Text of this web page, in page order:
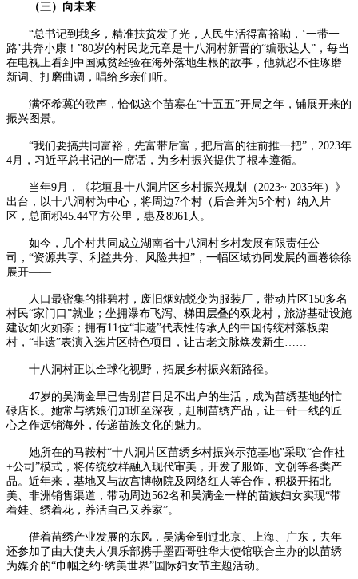
（三）向未来
“总书记到我乡，精准扶贫发了光，人民生活得富裕嘞，‘一带一
路’共奔小康！”80岁的村民龙元章是十八洞村新晋的“编歌达人”，每当
在电视上看到中国减贫经验在海外落地生根的故事，他就忍不住琢磨
新词、打磨曲调，唱给乡亲们听。
满怀希冀的歌声，恰似这个苗寨在“十五五”开局之年，铺展开来的
振兴图景。
“我们要搞共同富裕，先富带后富，把后富的往前推一把”，2023年
4月，习近平总书记的一席话，为乡村振兴提供了根本遵循。
当年9月，《花垣县十八洞片区乡村振兴规划（2023~ 2035年）》
出台，以十八洞村为中心，将周边7个村（后合并为5个村）纳入片
区，总面积45.44平方公里，惠及8961人。
如今，几个村共同成立湖南省十八洞村乡村发展有限责任公
司，“资源共享、利益共分、风险共担”，一幅区域协同发展的画卷徐徐
展开——
人口最密集的排碧村，废旧烟站蜕变为服装厂，带动片区150多名
村民“家门口”就业；坐拥瀑布飞泻、梯田层叠的双龙村，旅游基础设施
建设如火如荼；拥有11位“非遗”代表性传承人的中国传统村落板栗
村，“非遗”表演入选片区特色项目，让古老文脉焕发新生……
十八洞村正以全球化视野，拓展乡村振兴新路径。
47岁的吴满金早已告别昔日足不出户的生活，成为苗绣基地的忙
碌店长。她常与绣娘们加班至深夜，赶制苗绣产品，让一针一线的匠
心之作远销海外，传递苗族文化的魅力。
她所在的马鞍村“十八洞片区苗绣乡村振兴示范基地”采取“合作社
+公司”模式，将传统纹样融入现代审美，开发了服饰、文创等各类产
品。近年来，基地又与故宫博物院及网络红人等合作，积极开拓北
美、非洲销售渠道，带动周边562名和吴满金一样的苗族妇女实现“带
着娃、绣着花，养活自己又养家”。
借着苗绣产业发展的东风，吴满金到过北京、上海、广东，去年
还参加了由大使夫人俱乐部携手墨西哥驻华大使馆联合主办的以苗绣
为媒介的“巾帼之约·绣美世界”国际妇女节主题活动。